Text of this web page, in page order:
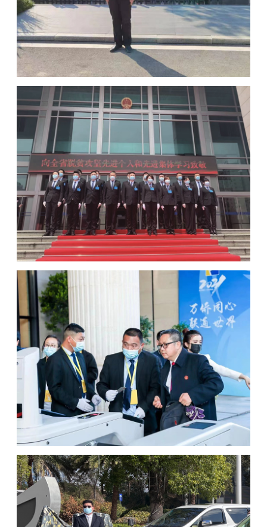
保安派遣及外包
行业相关承接客户需求保安人员派遣及外包
业务，提供资质挂靠及从业人员专业培训等
服务
技防服务
通过安防设备、消防设备、网络系统、防暴
设备结合配套方案执行技术防范服务。
随身护卫
针对特定情况，提供高质量安保人员，保障
雇主在各种场合人身安全！